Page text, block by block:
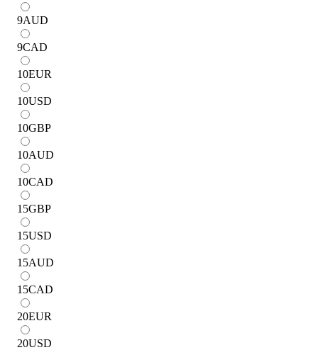
9AUD
9CAD
10EUR
10USD
10GBP
10AUD
10CAD
15GBP
15USD
15AUD
15CAD
20EUR
20USD